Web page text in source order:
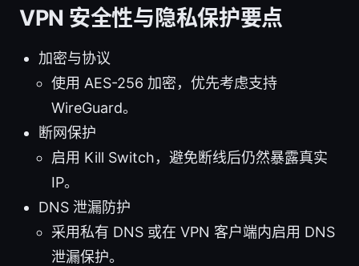
VPN 安全性与隐私保护要点
加密与协议
使用 AES-256 加密，优先考虑支持
WireGuard。
断网保护
启用 Kill Switch，避免断线后仍然暴露真实
IP。
DNS 泄漏防护
采用私有 DNS 或在 VPN 客户端内启用 DNS
泄漏保护。